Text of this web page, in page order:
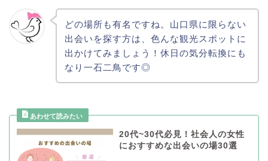
どの場所も有名ですね。山口県に限らない
出会いを探す方は、色んな観光スポットに
出かけてみましょう！休日の気分転換にも
なり一石二鳥です◎
20代~30代必見！社会人の女性
におすすめな出会いの場30選